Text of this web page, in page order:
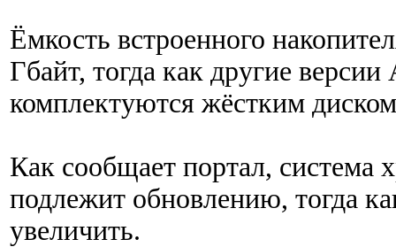
Ёмкость встроенного
Гбайт, тогда как другие
комплектуются жёстким
Как сообщает портал, система
подлежит обновлению, тогда
увеличить.